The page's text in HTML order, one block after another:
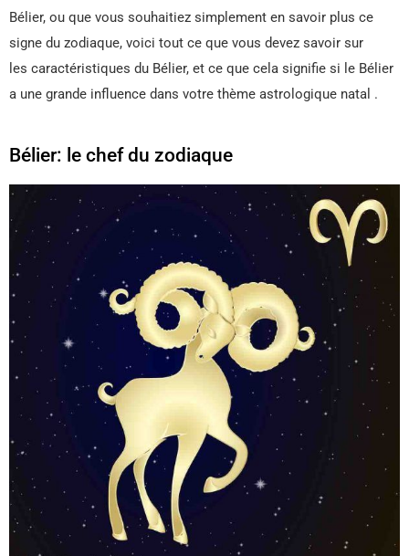
Bélier, ou que vous souhaitiez simplement en savoir plus ce
signe du zodiaque, voici tout ce que vous devez savoir sur
les caractéristiques du Bélier, et ce que cela signifie si le Bélier
a une grande influence dans votre thème astrologique natal .
Bélier: le chef du zodiaque